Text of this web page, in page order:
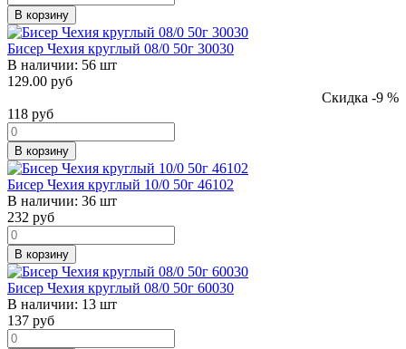
В корзину
Бисер Чехия круглый 08/0 50г 30030
В наличии: 56 шт
129.00 руб
Скидка -9 %
118 руб
В корзину
Бисер Чехия круглый 10/0 50г 46102
В наличии: 36 шт
232 руб
В корзину
Бисер Чехия круглый 08/0 50г 60030
В наличии: 13 шт
137 руб